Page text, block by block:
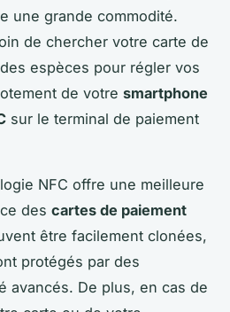
une grande commodité.
de chercher votre carte de
espèces pour régler vos
de votre smartphone
sur le terminal de paiement
NFC offre une meilleure
des cartes de paiement
être facilement clonées,
protégés par des
avancés. De plus, en cas de